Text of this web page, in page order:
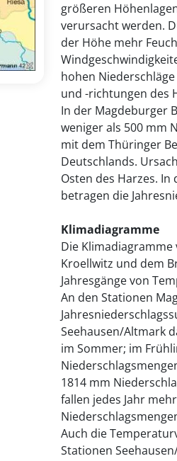
größeren
verursacht werden.
der Höhe mehr
hohen
und -richtungen des
In der Magdeburger
weniger als 500 mm
mit dem Thüringer
Deutschlands.
Osten des Harzes.
betragen die
Klimadiagramme
Die
Kroellwitz und dem
Jahresgänge von
An den Stationen
Seehausen/Altmark
im Sommer; im
1814 mm
fallen jedes Jahr
Auch die
Stationen